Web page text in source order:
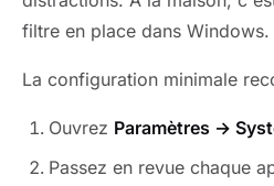
filtre en place dans Windows.
La configuration minimale
Ouvrez Paramètres →
Passez en revue chaque